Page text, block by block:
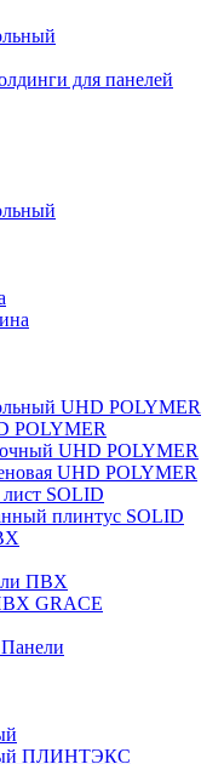
для панелей
UHD POLYMER
POLYMER
UHD POLYMER
UHD POLYMER
SOLID
плинтус SOLID
ПВХ
GRACE
ПЛИНТЭКС